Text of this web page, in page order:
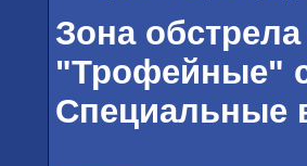
Зона
"Трофейные"
Специальные